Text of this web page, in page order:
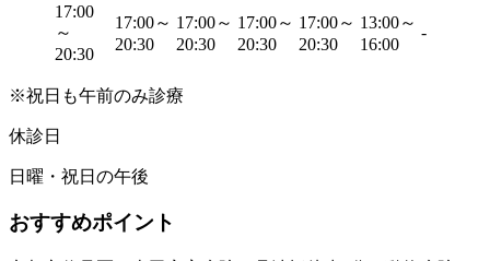
17:00
～
20:30
17:00～
20:30
17:00～
20:30
17:00～
20:30
17:00～
20:30
13:00～
16:00
-
※祝日も午前のみ診療
休診日
日曜・祝日の午後
おすすめポイント